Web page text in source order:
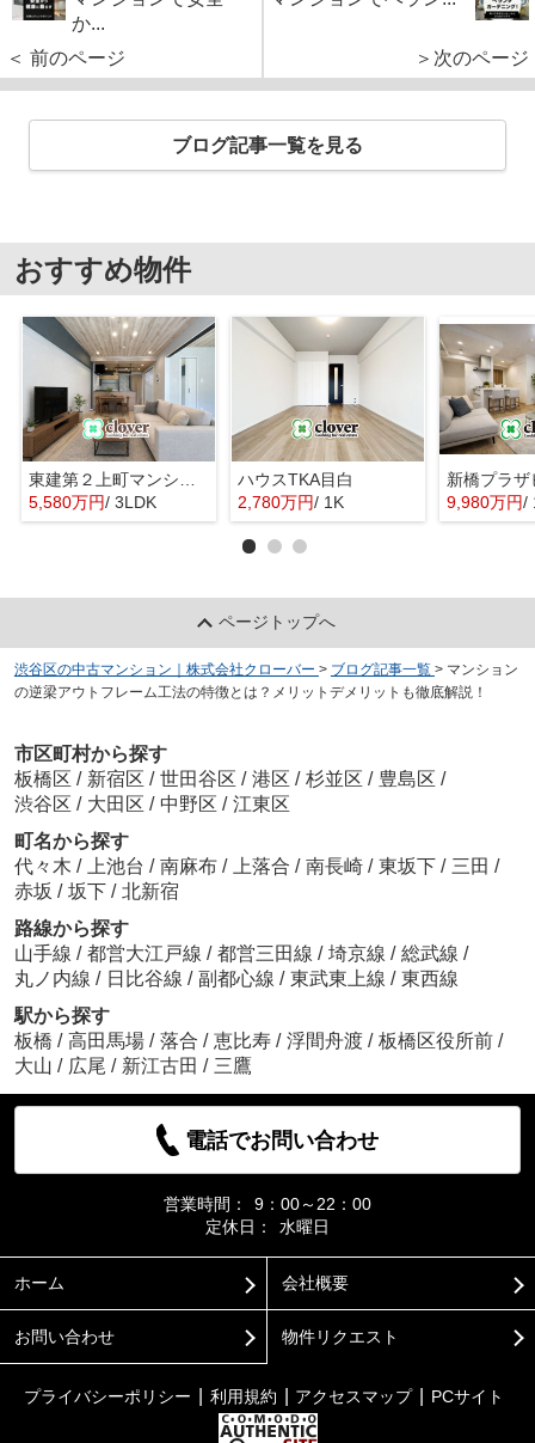
か...
＜ 前のページ
＞次のページ
ブログ記事一覧を見る
おすすめ物件
5,580万円/ 3LDK
ハウスTKA目白
2,780万円/ 1K
新橋プラザ
9,980万円/
ページトップへ
渋谷区の中古マンション｜株式会社クローバー > ブログ記事一覧 > マンション
の逆梁アウトフレーム工法の特徴とは？メリットデメリットも徹底解説！
市区町村から探す
板橋区 / 新宿区 / 世田谷区 / 港区 / 杉並区 / 豊島区 /
渋谷区 / 大田区 / 中野区 / 江東区
町名から探す
代々木 / 上池台 / 南麻布 / 上落合 / 南長崎 / 東坂下 / 三田 /
赤坂 / 坂下 / 北新宿
路線から探す
山手線 / 都営大江戸線 / 都営三田線 / 埼京線 / 総武線 /
丸ノ内線 / 日比谷線 / 副都心線 / 東武東上線 / 東西線
駅から探す
板橋 / 高田馬場 / 落合 / 恵比寿 / 浮間舟渡 / 板橋区役所前 /
大山 / 広尾 / 新江古田 / 三鷹
電話でお問い合わせ
営業時間：
9：00～22：00
定休日：
水曜日
ホーム 会社概要
お問い合わせ 物件リクエスト
プライバシーポリシー 利用規約 アクセスマップ PCサイト